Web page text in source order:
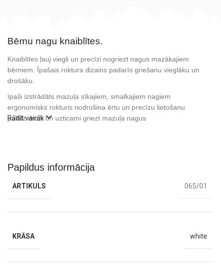
Bērnu nagu knaiblītes.
Knaiblītes ļauj viegli un precīzi nogriezt nagus mazākajiem
bērniem. Īpašais roktura dizains padarīs griešanu vieglāku un
drošāku.
īpaši izstrādāts mazuļa sīkajiem, smalkajiem nagiem
ergonomisks rokturis nodrošina ērtu un precīzu lietošanu
palīdz droši un uzticami griezt mazuļa nagus
Rādīt vairāk
Papildus informācija
ARTIKULS 065/01
KRĀSA white